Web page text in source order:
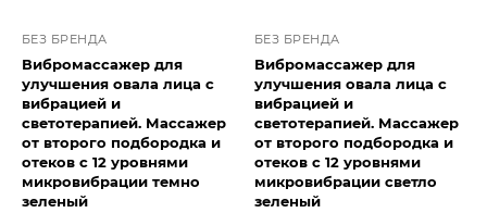
БЕЗ БРЕНДА
Вибромассажер для
улучшения овала лица с
вибрацией и
светотерапией. Массажер
от второго подбородка и
отеков с 12 уровнями
микровибрации темно
зеленый
БЕЗ БРЕНДА
Вибромассажер для
улучшения овала лица с
вибрацией и
светотерапией. Массажер
от второго подбородка и
отеков с 12 уровнями
микровибрации светло
зеленый